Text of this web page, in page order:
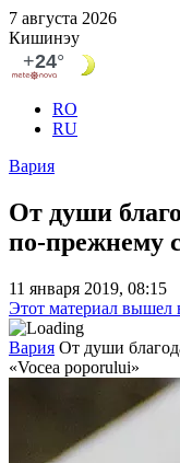
7 августа 2026
Кишинэу
RO
RU
Вария
От души
по-прежнему
11 января 2019, 08:15
Этот материал вышел
Вария От души
«Vocea poporului»